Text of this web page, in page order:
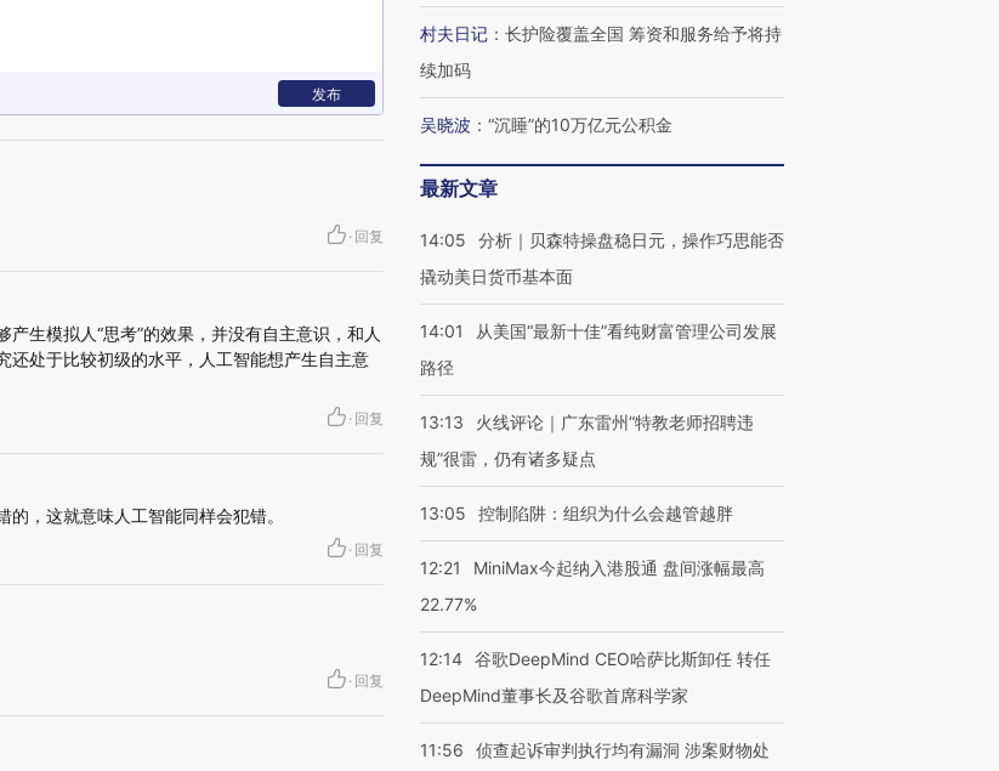
发布
· 回复
生模拟人“思考”的效果，并没有自主意识，和人
还处于比较初级的水平，人工智能想产生自主意
· 回复
，这就意味人工智能同样会犯错。
· 回复
· 回复
村夫日记 ： 长护险覆盖全国 筹资和服务给予将持
续加码
吴晓波 ： “沉睡”的10万亿元公积金
最新文章
14:05
分析｜贝森特操盘稳日元，操作巧思能否
撬动美日货币基本面
14:01
从美国“最新十佳”看纯财富管理公司发展
路径
13:13
火线评论｜广东雷州“特教老师招聘违
规”很雷，仍有诸多疑点
13:05 控制陷阱：组织为什么会越管越胖
12:21
MiniMax今起纳入港股通 盘间涨幅最高
22.77%
12:14 谷歌DeepMind CEO哈萨比斯卸任 转任
DeepMind董事长及谷歌首席科学家
11:56
侦查起诉审判执行均有漏洞 涉案财物处